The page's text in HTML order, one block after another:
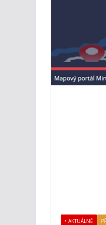
• AKTUÁLNĚ